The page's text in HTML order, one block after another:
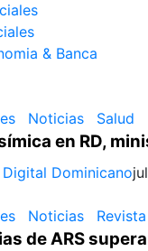
& Banca
Noticias Salud
en RD,
Dominicano
Noticias Revista
de ARS